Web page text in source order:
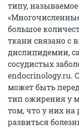
типу,
большое
ткани связано с
дислипидемии,
сосудистых
endocrinology.ru.
может быть
тип ожирения у
том, что у них
развиться